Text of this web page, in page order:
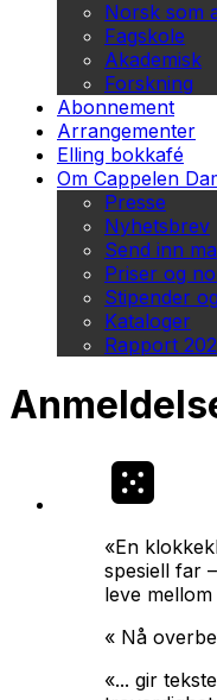
Norsk som
Fagskole
Akademisk
Forskning
Abonnement
Arrangementer
Elling bokkafé
Om Cappelen
Presse
Nyhetsbrev
Send inn
Priser og
Stipender
Kataloger
Rapport
«En
spesiell far
leve
« Nå
«... gir